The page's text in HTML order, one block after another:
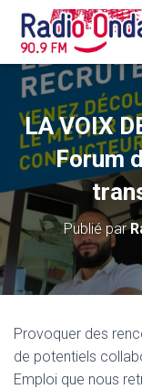
LA VOIX
Forum
Publié par
Provoquer des
de potentiels
Emploi que nous